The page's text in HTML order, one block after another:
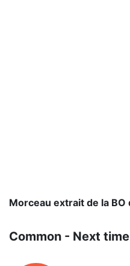
Morceau extrait de la BO
Common - Next